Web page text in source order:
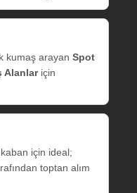
kumaş arayan Spot
Alanlariçin
için ideal;
toptan alım